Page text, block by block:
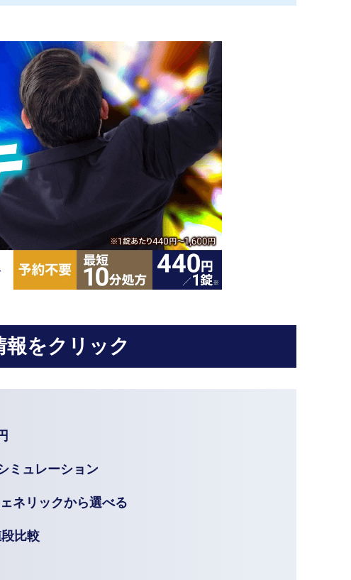
をクリック
ミュレーション
ネリックから選べる
比較